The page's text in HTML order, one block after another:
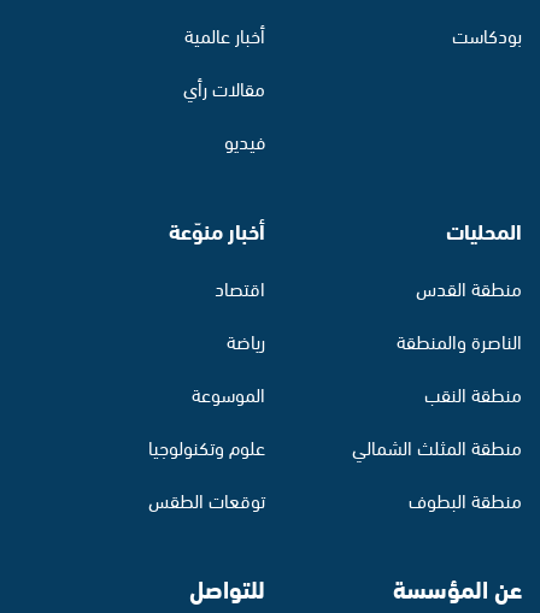
بودكاست
أخبار عالمية
مقالات رأي
فيديو
المحليات
منطقة القدس
الناصرة والمنطقة
منطقة النقب
منطقة المثلث الشمالي
منطقة البطوف
أخبار منوّعة
اقتصاد
رياضة
الموسوعة
علوم وتكنولوجيا
توقعات الطقس
عن المؤسسة للتواصل